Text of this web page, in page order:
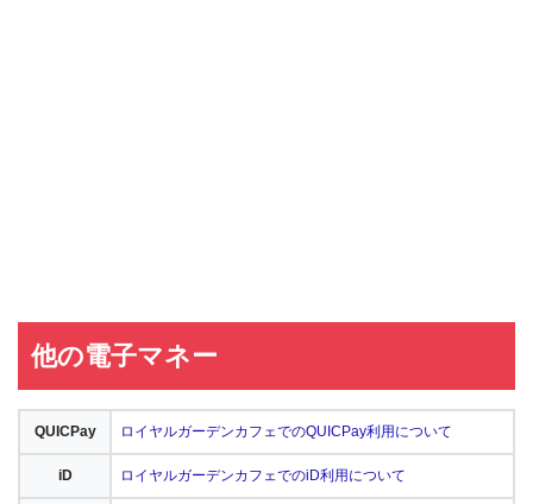
他の電子マネー
QUICPay ロイヤルガーデンカフェでのQUICPay利用について
iD ロイヤルガーデンカフェでのiD利用について